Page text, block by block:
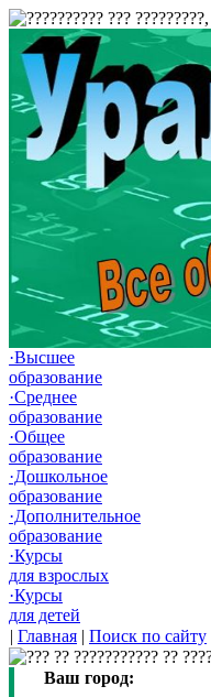
·Высшее
образование
·Среднее
образование
·Общее
образование
·Дошкольное
образование
·Дополнительное
образование
·Курсы
для взрослых
·Курсы
для детей
| Главная | Поиск по сайту
Ваш город: